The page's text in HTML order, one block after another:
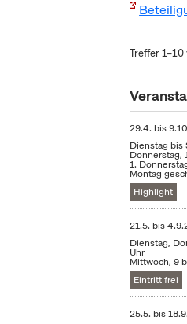
Treffer 1–10
29.4. bis
Dienstag bis
Donnerstag,
1.
Montag
Highlight
21.5. bis
Dienstag,
Uhr
Mittwoch, 9
Eintritt frei
25.5. bis